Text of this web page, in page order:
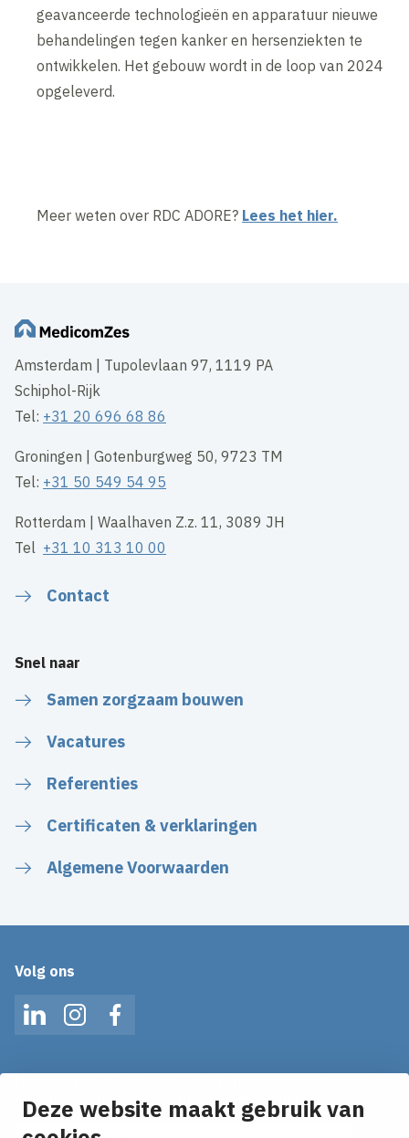
Deze website maakt gebruik van
geavanceerde technologieën en apparatuur nieuwe
behandelingen tegen kanker en hersenziekten te
ontwikkelen. Het gebouw wordt in de loop van 2024
opgeleverd.
Meer weten over RDC ADORE? Lees het hier.
Amsterdam | Tupolevlaan 97, 1119 PA
Schiphol-Rijk
Tel: +31 20 696 68 86
Groningen | Gotenburgweg 50, 9723 TM
Tel: +31 50 549 54 95
Rotterdam | Waalhaven Z.z. 11, 3089 JH
Tel +31 10 313 10 00
Contact
Snel naar
Samen zorgzaam bouwen
Vacatures
Referenties
Certificaten & verklaringen
Algemene Voorwaarden
Volg ons
LinkedInInstagramFacebook
en ontvang het laatste nieuws direct in je inbox!
E-mailadres